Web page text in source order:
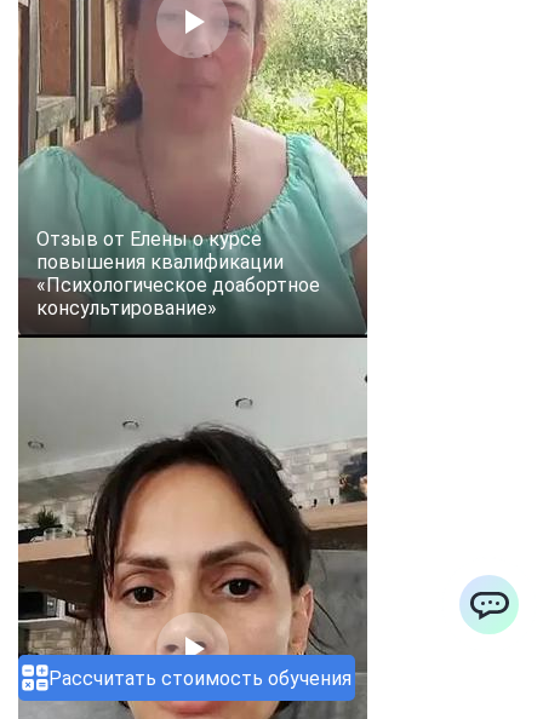
Рассчитать стоимость обучения
Отзыв от Елены о курсе
повышения квалификации
«Психологическое доабортное
консультирование»
ChatApp